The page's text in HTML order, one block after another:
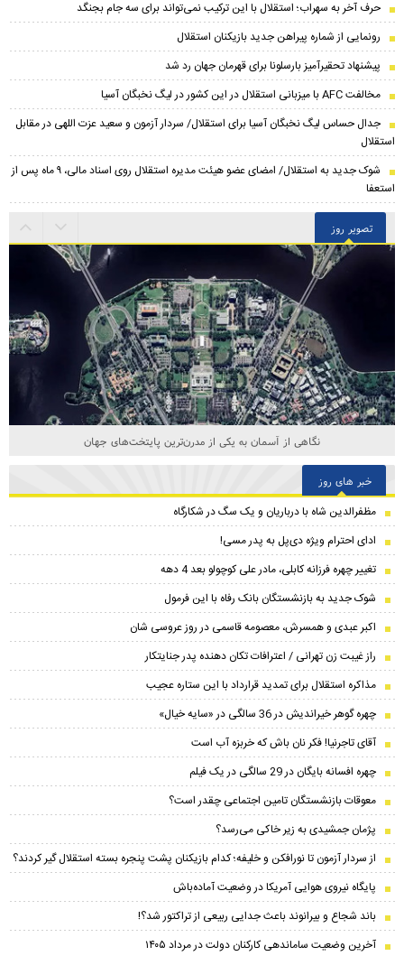
حرف آخر به سهراب؛ استقلال با این ترکیب نمی‌تواند برای سه جام بجنگد
رونمایی از شماره پیراهن جدید بازیکنان استقلال
پیشنهاد تحقیرآمیز بارسلونا برای قهرمان جهان رد شد
مخالفت AFC با میزبانی استقلال در این کشور در لیگ نخبگان آسیا
جدال حساس لیگ نخبگان آسیا برای استقلال/ سردار آزمون و سعید عزت اللهی در مقابل
استقلال
شوک جدید به استقلال/ امضای عضو هیئت مدیره استقلال روی اسناد مالی، ۹ ماه پس از
استعفا
تصویر روز
نگاهی از آسمان به یکی از مدرن‌ترین پایتخت‌های جهان
خبر های روز
مظفرالدین شاه با درباریان و یک سگ در شکارگاه
ادای احترام ویژه دی‌پل به پدر مسی!
تغییر چهره فرزانه کابلی، مادر علی کوچولو بعد 4 دهه
شوک جدید به بازنشستگان بانک رفاه با این فرمول
اکبر عبدی و همسرش، معصومه قاسمی در روز عروسی شان
راز غیبت زن تهرانی / اعترافات تکان دهنده پدر جنایتکار
مذاکره استقلال برای تمدید قرارداد با این ستاره عجیب
چهره گوهر خیراندیش در 36 سالگی در «سایه خیال»
آقای تاجرنیا! فکر نان باش که خربزه آب است
چهره افسانه بایگان در 29 سالگی در یک فیلم
معوقات بازنشستگان تامین اجتماعی چقدر است؟
پژمان جمشیدی به زیر خاکی می‌رسد؟
از سردار آزمون تا نورافکن و خلیفه؛ کدام بازیکنان پشت پنجره بسته استقلال گیر کردند؟
پایگاه نیروی هوایی آمریکا در وضعیت آماده‌باش
باند شجاع و بیرانوند باعث جدایی ربیعی از تراکتور شد؟!
آخرین وضعیت ساماندهی کارکنان دولت در مرداد ۱۴۰۵